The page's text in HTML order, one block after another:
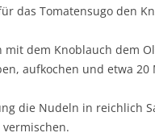
das Tomatensugo den
mit dem Knoblauch dem
aufkochen und etwa
die Nudeln in reichlich